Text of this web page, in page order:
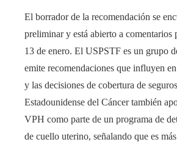
El borrador de la recomendación se
preliminar y está abierto a comentarios
13 de enero. El USPSTF es un grupo
emite recomendaciones que influyen
y las decisiones de cobertura de
Estadounidense del Cáncer también
VPH como parte de un programa de
de cuello uterino, señalando que es